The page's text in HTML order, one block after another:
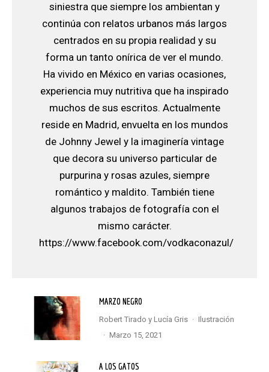
siniestra que siempre los ambientan y
continúa con relatos urbanos más largos
centrados en su propia realidad y su
forma un tanto onírica de ver el mundo.
Ha vivido en México en varias ocasiones,
experiencia muy nutritiva que ha inspirado
muchos de sus escritos. Actualmente
reside en Madrid, envuelta en los mundos
de Johnny Jewel y la imaginería vintage
que decora su universo particular de
purpurina y rosas azules, siempre
romántico y maldito. También tiene
algunos trabajos de fotografía con el
mismo carácter.
https://www.facebook.com/vodkaconazul/
MARZO NEGRO
Robert Tirado yLucía Gris ·
Ilustración
·
marzo 15, 2021
A LOS GATOS